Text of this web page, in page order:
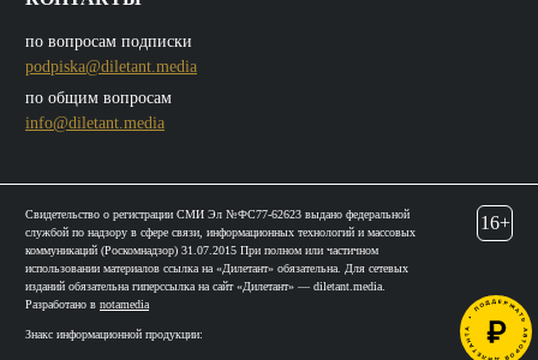
по вопросам подписки
podpiska@diletant.media
по общим вопросам
info@diletant.media
Свидетельство о регистрации СМИ Эл №ФС77-62623 выдано федеральной
службой по надзору в сфере связи, информационных технологий и массовых
коммуникаций (Роскомнадзор) 31.07.2015 При полном или частичном
использовании материалов ссылка на «Дилетант» обязательна. Для сетевых
изданий обязательна гиперссылка на сайт «Дилетант» — diletant.media.
Разработано в notamedia
Знакс информационной продукции:
16+